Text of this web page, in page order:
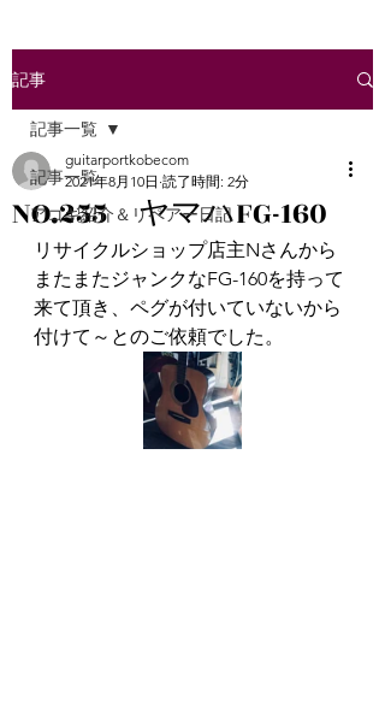
記事
記事一覧
アコギ紹介＆リペアー日記
記事一覧
NO.255 ヤマハFG-160
guitarportkobecom
2021年8月10日 読了時間: 2分
リサイクルショップ店主Nさんから
またまたジャンクなFG-160を持って
来て頂き、ペグが付いていないから
付けて～とのご依頼でした。